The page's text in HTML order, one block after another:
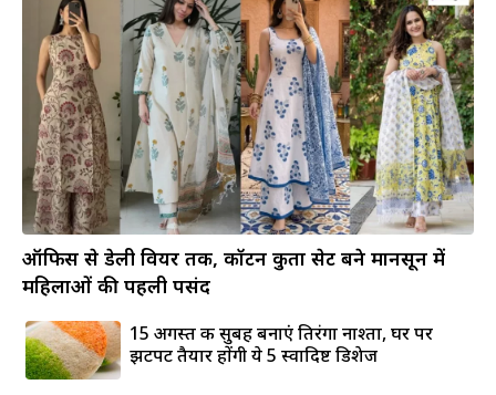
ऑफिस से डेली वियर तक, कॉटन कुर्ता सेट बने मानसून में
महिलाओं की पहली पसंद
15 अगस्त की सुबह बनाएं तिरंगा नाश्ता, घर पर
झटपट तैयार होंगी ये 5 स्वादिष्ट डिशेज